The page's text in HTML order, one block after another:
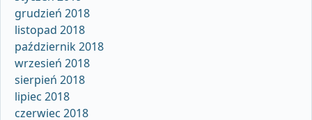
grudzień 2018
listopad 2018
październik 2018
wrzesień 2018
sierpień 2018
lipiec 2018
czerwiec 2018